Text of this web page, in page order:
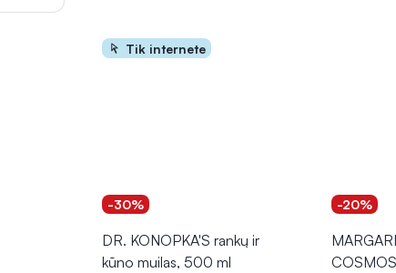
Tik internete
-30%
DR. KONOPKA'S rankų ir
kūno muilas, 500 ml
-20%